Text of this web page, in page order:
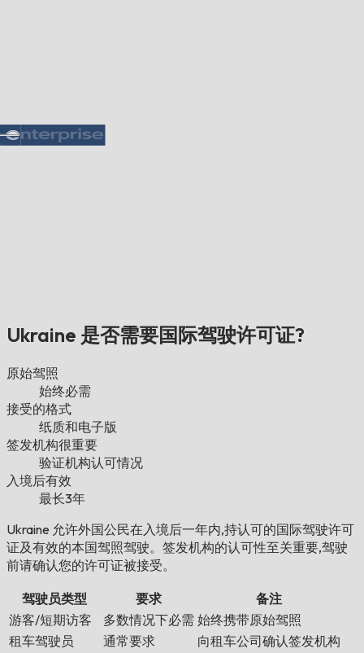
Ukraine 是否需要国际驾驶许可证?
原始驾照
始终必需
接受的格式
纸质和电子版
签发机构很重要
验证机构认可情况
入境后有效
最长3年
Ukraine 允许外国公民在入境后一年内,持认可的国际驾驶许可
证及有效的本国驾照驾驶。签发机构的认可性至关重要,驾驶
前请确认您的许可证被接受。
驾驶员类型 要求
备注
游客/短期访客
多数情况下必需 始终携带原始驾照
租车驾驶员
通常要求
向租车公司确认签发机构